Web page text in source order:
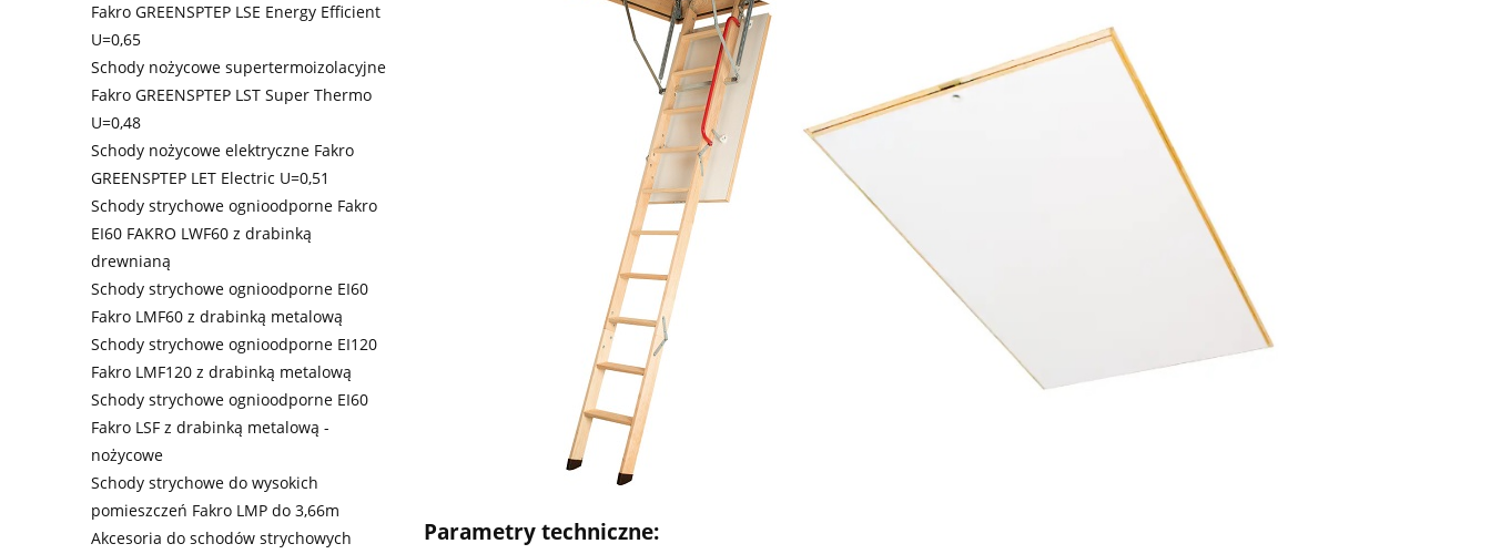
Fakro GREENSPTEP LSE Energy Efficient
U=0,65
Schody nożycowe supertermoizolacyjne
Fakro GREENSPTEP LST Super Thermo
U=0,48
Schody nożycowe elektryczne Fakro
GREENSPTEP LET Electric U=0,51
Schody strychowe ognioodporne Fakro
EI60 FAKRO LWF60 z drabinką
drewnianą
Schody strychowe ognioodporne EI60
Fakro LMF60 z drabinką metalową
Schody strychowe ognioodporne EI120
Fakro LMF120 z drabinką metalową
Schody strychowe ognioodporne EI60
Fakro LSF z drabinką metalową -
nożycowe
Schody strychowe do wysokich
pomieszczeń Fakro LMP do 3,66m
Akcesoria do schodów strychowych
Parametry techniczne: